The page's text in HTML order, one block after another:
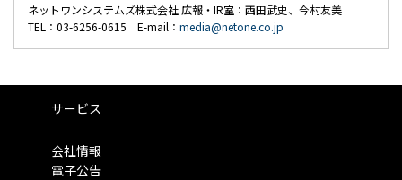
ネットワンシステムズ株式会社 広報・IR室：西田武史、今村友美
TEL：03-6256-0615 E-mail： media@netone.co.jp
サービス
会社情報
電子公告